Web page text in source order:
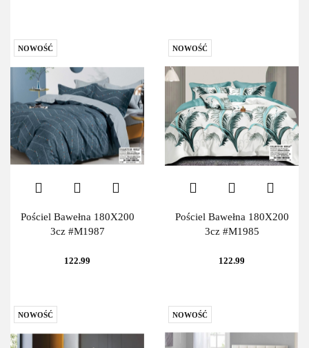
NOWOŚĆ
Pościel Bawełna 180X200
3cz #M1987
122.99
NOWOŚĆ
Pościel Bawełna 180X200
3cz #M1985
122.99
NOWOŚĆ NOWOŚĆ